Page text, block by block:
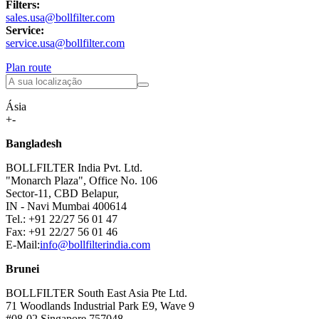
Filters:
sales.usa@bollfilter.com
Service:
service.usa@bollfilter.com
Plan route
Ásia
+-
Bangladesh
BOLLFILTER India Pvt. Ltd.
"Monarch Plaza", Office No. 106
Sector-11, CBD Belapur,
IN - Navi Mumbai 400614
Tel.: +91 22/27 56 01 47
Fax: +91 22/27 56 01 46
E-Mail:info@bollfilterindia.com
Brunei
BOLLFILTER South East Asia Pte Ltd.
71 Woodlands Industrial Park E9, Wave 9